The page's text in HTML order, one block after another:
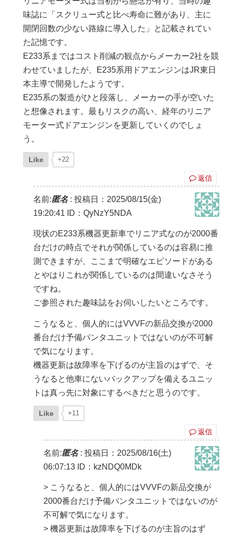
味誌に「スクリュー式と比べ寿命に難があり、主に
開閉回数の少ない路線に導入した」と記載されてい
た記憶です。
E233系まではコスト削減の観点からメーカー2社を競
わせていましたが、E235系用ドアエンジンはJR東日
本主導で開発したようです。
E235系の製造がひと段落し、メーカーの手が空いた
と想像されます。最もリスクの高い、経年のリニア
モーター式ドアエンジンを更新していくのでしょ
う。
Like +22
返信
名前:匿名: 投稿日：2025/08/15(金)
19:20:41
ID：QyNzY5NDA
現状のE233系機器更新車でリニア式なのが2000番
台だけの時点でそれが関係しているのは容易に推
測できますが、ここまで明確なエピソードがある
とやはりこれが関係しているのは間違いなさそう
ですね。
ご参照された趣味誌をお伺いしたいところです。
こうなると、個人的にはVVVFの新品交換が2000
番台だけ予備パンタユニットではないのが不可解
で気になります。
機器更新は故障率を下げるのが主旨のはずで、そ
うなると他車にないバックアップを備えるユニッ
トは真っ先に対象にするべきだと思うのです。
Like +11
返信
名前:匿名: 投稿日：2025/08/16(土)
06:07:13 ID：kzNDQ0MDk
> こうなると、個人的にはVVVFの新品交換が
2000番台だけ予備パンタユニットではないのが
不可解で気になります。
> 機器更新は故障率を下げるのが主旨のはず